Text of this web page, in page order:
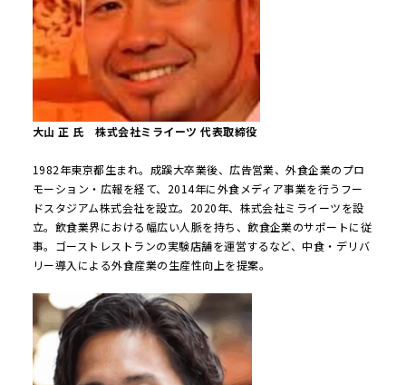
大山 正 氏 株式会社ミライーツ 代表取締役
1982年東京都生まれ。成蹊大卒業後、広告営業、外食企業のプロ
モーション・広報を経て、2014年に外食メディア事業を行うフー
ドスタジアム株式会社を設立。2020年、株式会社ミライーツを設
立。飲食業界における幅広い人脈を持ち、飲食企業のサポートに従
事。ゴーストレストランの実験店舗を運営するなど、中食・デリバ
リー導入による外食産業の生産性向上を提案。